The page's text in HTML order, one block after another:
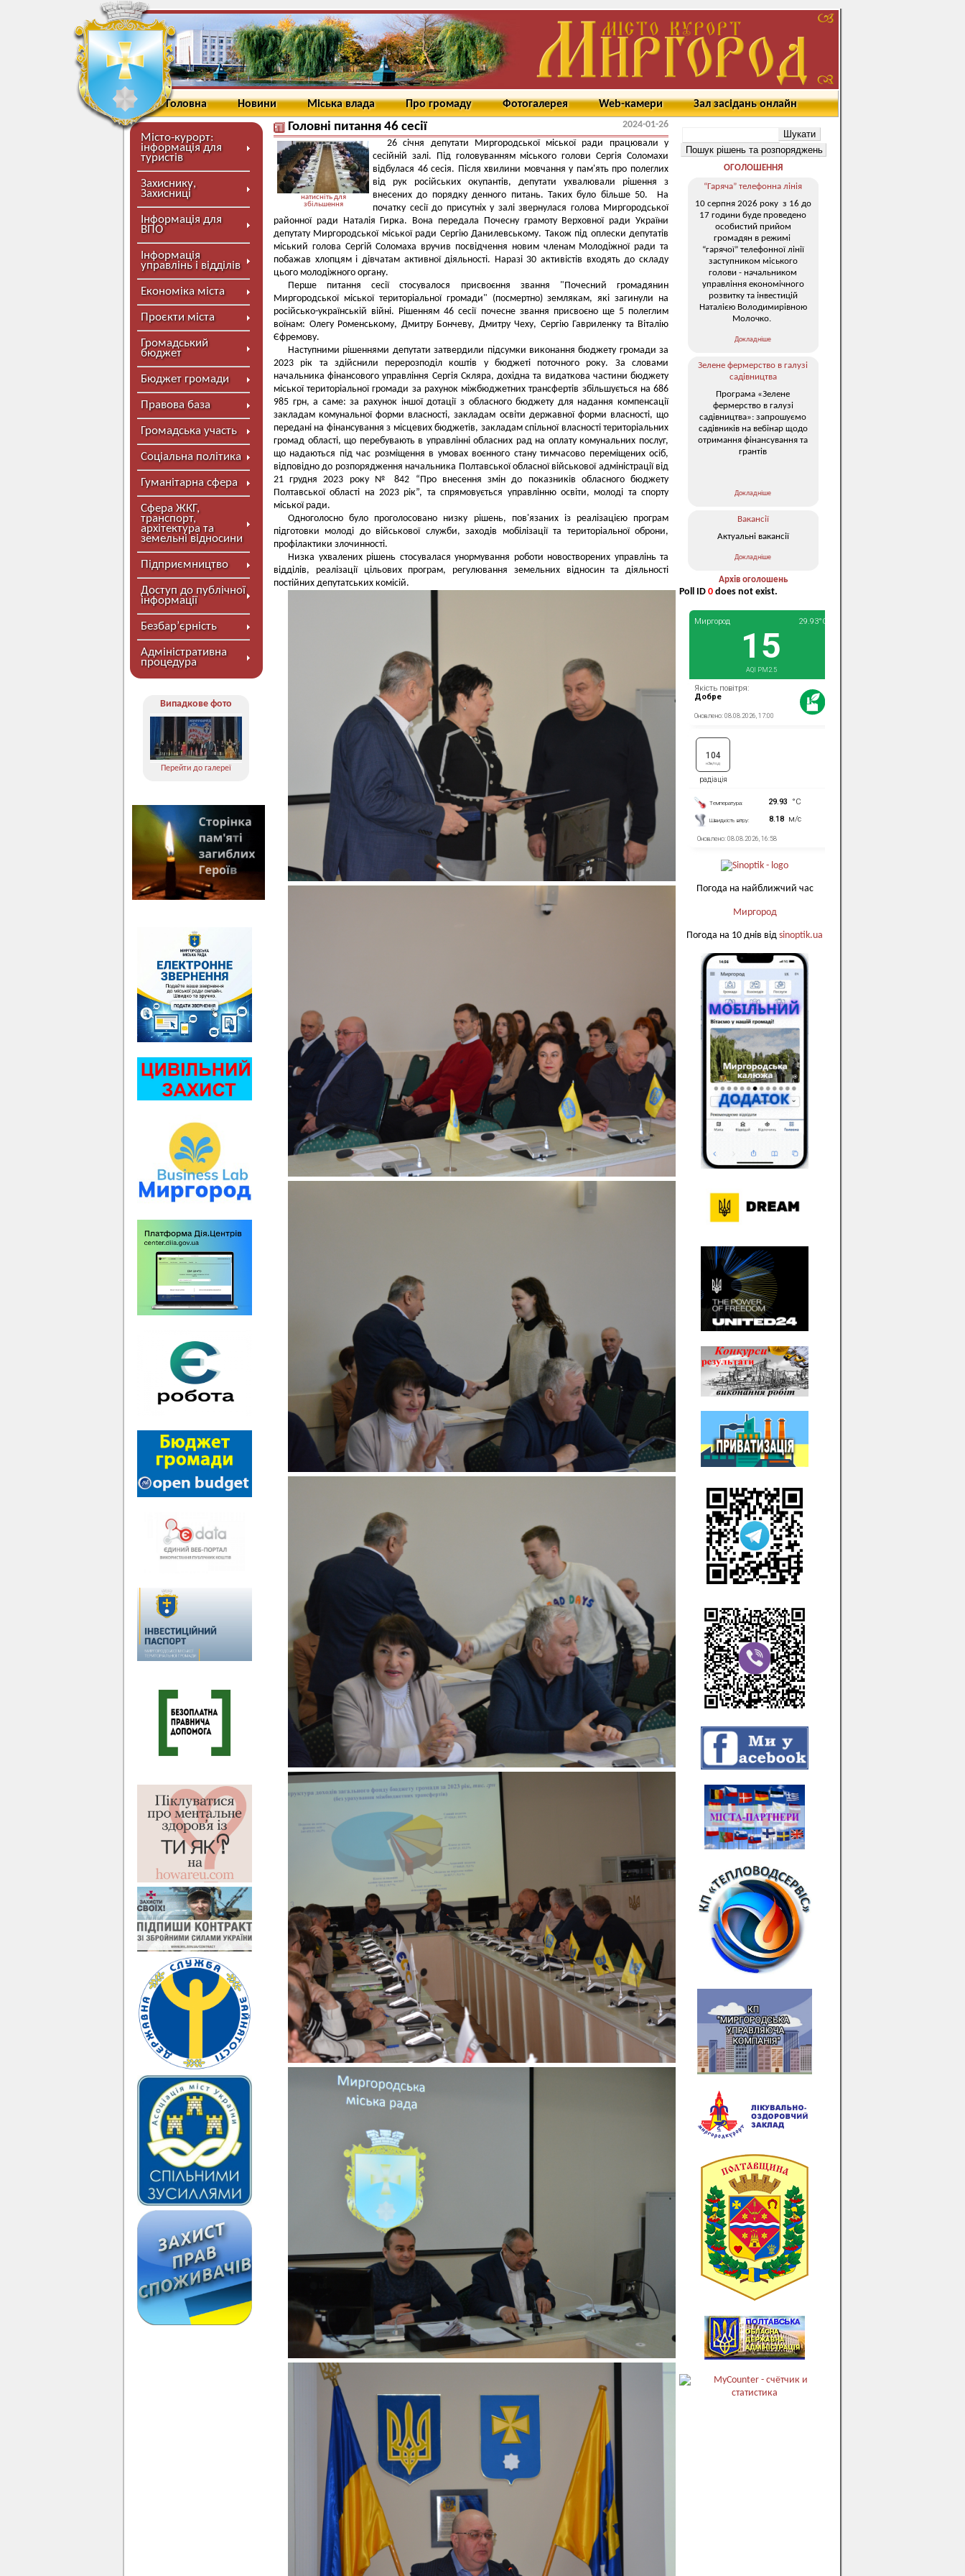
Головна Новини Міська влада Про громаду Фотогалерея Web-камери Зал засідань онлайн
Місто-курорт:
інформація для
туристів
Захиснику,
Захисниці
Інформація для
ВПО
Інформація
управлінь і відділів
Економіка міста
Проєкти міста
Громадський
бюджет
Бюджет громади
Правова база
Громадська участь
Соціальна політика
Гуманітарна сфера
Сфера ЖКГ,
транспорт,
архітектура та
земельні відносини
Підприємництво
Доступ до публічної
інформації
Безбар’єрність
Адміністративна
процедура
Випадкове фото
Перейти до галереї
Головні питання 46 сесії 2024-01-26
натисніть для
збільшення
26 січня депутати Миргородської міської ради працювали у
сесійній залі. Під головуванням міського голови Сергія Соломахи
відбулася 46 сесія. Після хвилини мовчання у пам'ять про полеглих
від рук російських окупантів, депутати ухвалювали рішення з
внесених до порядку денного питань. Таких було більше 50. На
початку сесії до присутніх у залі звернулася голова Миргородської
районної ради Наталія Гирка. Вона передала Почесну грамоту Верховної ради України
депутату Миргородської міської ради Сергію Данилевському. Також під оплески депутатів
міський голова Сергій Соломаха вручив посвідчення новим членам Молодіжної ради та
побажав хлопцям і дівчатам активної діяльності. Наразі 30 активістів входять до складу
цього молодіжного органу.
Перше питання сесії стосувалося присвоєння звання "Почесний громадянин
Миргородської міської територіальної громади" (посмертно) землякам, які загинули на
російсько-українській війні. Рішенням 46 сесії почесне звання присвоєно ще 5 полеглим
воїнам: Олегу Роменському, Дмитру Бончеву, Дмитру Чеху, Сергію Гавриленку та Віталію
Єфремову.
Наступними рішеннями депутати затвердили підсумки виконання бюджету громади за
2023 рік та здійснили перерозподіл коштів у бюджеті поточного року. За словами
начальника фінансового управління Сергія Скляра, дохідна та видаткова частини бюджету
міської територіальної громади за рахунок міжбюджетних трансфертів збільшується на 686
985 грн, а саме: за рахунок іншої дотації з обласного бюджету для надання компенсації
закладам комунальної форми власності, закладам освіти державної форми власності, що
передані на фінансування з місцевих бюджетів, закладам спільної власності територіальних
громад області, що перебувають в управлінні обласних рад на оплату комунальних послуг,
що надаються під час розміщення в умовах воєнного стану тимчасово переміщених осіб,
відповідно до розпорядження начальника Полтавської обласної військової адміністрації від
21 грудня 2023 року № 842 “Про внесення змін до показників обласного бюджету
Полтавської області на 2023 рік”, та спрямовується управлінню освіти, молоді та спорту
міської ради.
Одноголосно було проголосовано низку рішень, пов'язаних із реалізацією програм
підготовки молоді до військової служби, заходів мобілізації та територіальної оброни,
профілактики злочинності.
Низка ухвалених рішень стосувалася унормування роботи новостворених управлінь та
відділів, реалізації цільових програм, регулювання земельних відносин та діяльності
постійних депутатських комісій.
ОГОЛОШЕННЯ
“Гаряча” телефонна лінія
10 серпня 2026 року з 16 до
17 години буде проведено
особистий прийом
громадян в режимі
“гарячої” телефонної лінії
заступником міського
голови - начальником
управління економічного
розвитку та інвестицій
Наталією Володимирівною
Молочко.
Докладніше
Зелене фермерство в галузі
садівництва
Програма «Зелене
фермерство в галузі
садівництва»: запрошуємо
садівників на вебінар щодо
отримання фінансування та
грантів
Докладніше
Вакансії
Актуальні вакансії
Докладніше
Архів оголошень
Poll ID 0 does not exist.
Погода на найближчий час
Миргород
Погода на 10 днів від sinoptik.ua